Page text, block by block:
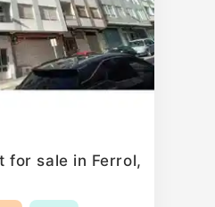
for sale in Ferrol,